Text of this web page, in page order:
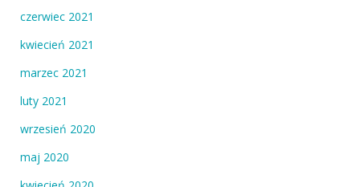
czerwiec 2021
kwiecień 2021
marzec 2021
luty 2021
wrzesień 2020
maj 2020